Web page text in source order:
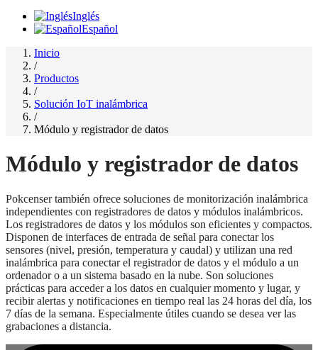
Inglés
Español
Inicio
/
Productos
/
Solución IoT inalámbrica
/
Módulo y registrador de datos
Módulo y registrador de datos
Pokcenser también ofrece soluciones de monitorización inalámbrica
independientes con registradores de datos y módulos inalámbricos.
Los registradores de datos y los módulos son eficientes y compactos.
Disponen de interfaces de entrada de señal para conectar los
sensores (nivel, presión, temperatura y caudal) y utilizan una red
inalámbrica para conectar el registrador de datos y el módulo a un
ordenador o a un sistema basado en la nube. Son soluciones
prácticas para acceder a los datos en cualquier momento y lugar, y
recibir alertas y notificaciones en tiempo real las 24 horas del día, los
7 días de la semana. Especialmente útiles cuando se desea ver las
grabaciones a distancia.